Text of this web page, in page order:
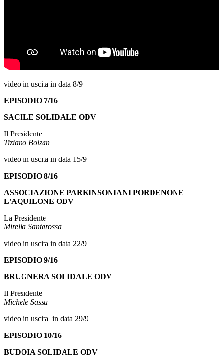
video in uscita in data 8/9
EPISODIO 7/16
SACILE SOLIDALE ODV
Il Presidente
Tiziano Bolzan
video in uscita in data 15/9
EPISODIO 8/16
ASSOCIAZIONE PARKINSONIANI PORDENONE
L'AQUILONE ODV
La Presidente
Mirella Santarossa
video in uscita in data 22/9
EPISODIO 9/16
BRUGNERA SOLIDALE ODV
Il Presidente
Michele Sassu
video in uscita in data 29/9
EPISODIO 10/16
BUDOIA SOLIDALE ODV